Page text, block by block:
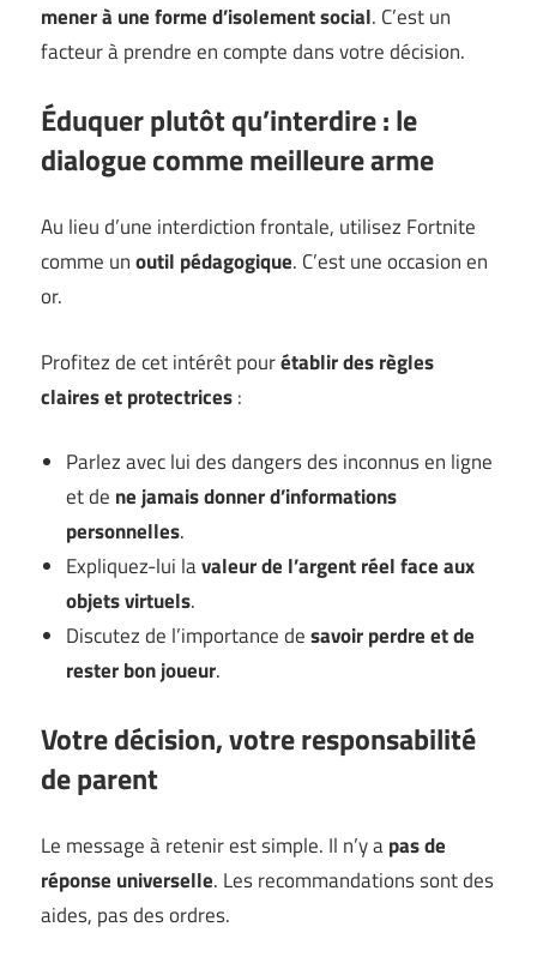
mener à une forme d’isolement social. C’est un
facteur à prendre en compte dans votre décision.
Éduquer plutôt qu’interdire : le
dialogue comme meilleure arme
Au lieu d’une interdiction frontale, utilisez Fortnite
comme unoutil pédagogique. C’est une occasion en
or.
Profitez de cet intérêt pourétablir des règles
claires et protectrices:
Parlez avec lui des dangers des inconnus en ligne
et de ne jamais donner d’informations
personnelles.
Expliquez-lui lavaleur de l’argent réel face aux
objets virtuels.
Discutez de l’importance desavoir perdre et de
rester bon joueur.
Votre décision, votre responsabilité
de parent
Le message à retenir est simple. Il n’y apas de
réponse universelle. Les recommandations sont des
aides, pas des ordres.